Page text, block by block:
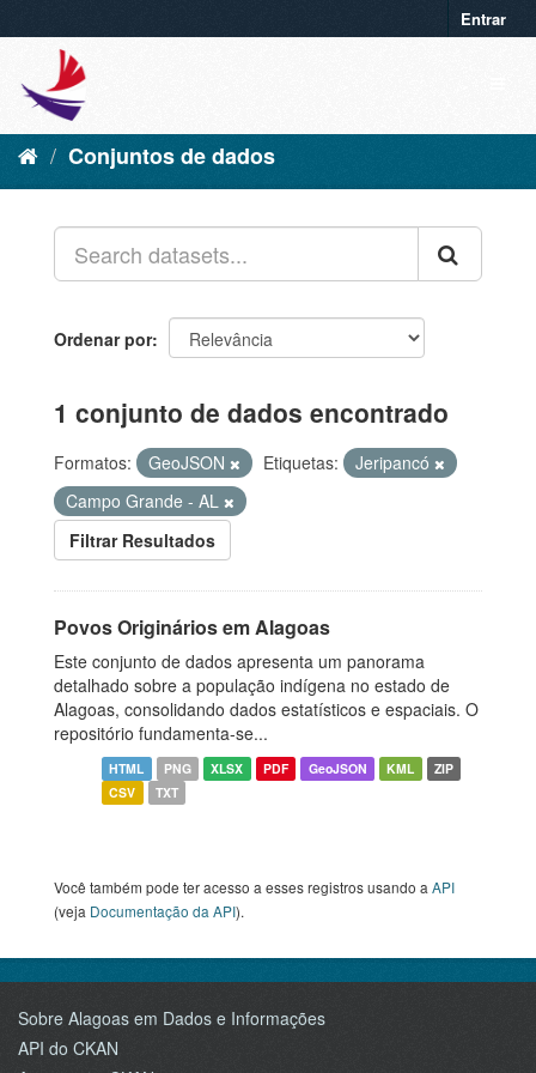
Entrar
Conjuntos de dados
Ordenar por
1 conjunto de dados encontrado
Formatos: GeoJSON Etiquetas:
Jeripancó
Campo Grande - AL
Filtrar Resultados
Povos Originários em Alagoas
Este conjunto de dados apresenta um panorama
detalhado sobre a população indígena no estado de
Alagoas, consolidando dados estatísticos e espaciais. O
repositório fundamenta-se...
HTML PNG XLSX PDF GeoJSON KML
ZIP
CSV
TXT
Você também pode ter acesso a esses registros usando a API
(veja Documentação da API).
Sobre Alagoas em Dados e Informações
API do CKAN